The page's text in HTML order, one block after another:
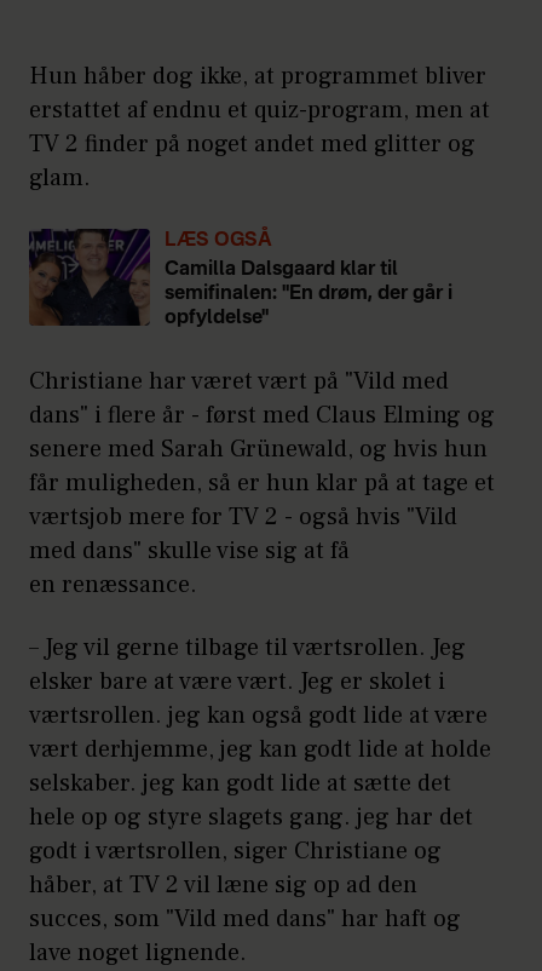
Hun håber dog ikke, at programmet bliver
erstattet af endnu et quiz-program, men at
TV 2 finder på noget andet med glitter og
glam.
LÆS OGSÅ
Camilla Dalsgaard klar til
semifinalen: "En drøm, der går i
opfyldelse"
Christiane har været vært på "Vild med
dans" i flere år - først med Claus Elming og
senere med Sarah Grünewald, og hvis hun
får muligheden, så er hun klar på at tage et
værtsjob mere for TV 2 - også hvis "Vild
med dans" skulle vise sig at få
en renæssance.
– Jeg vil gerne tilbage til værtsrollen. Jeg
elsker bare at være vært. Jeg er skolet i
værtsrollen. jeg kan også godt lide at være
vært derhjemme, jeg kan godt lide at holde
selskaber. jeg kan godt lide at sætte det
hele op og styre slagets gang. jeg har det
godt i værtsrollen, siger Christiane og
håber, at TV 2 vil læne sig op ad den
succes, som "Vild med dans" har haft og
lave noget lignende.